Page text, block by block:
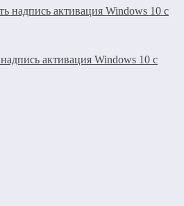
активация Windows 10 с